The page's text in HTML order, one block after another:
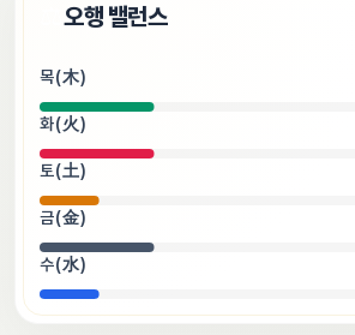
오행 밸런스
목(木)
화(火)
토(土)
금(金)
수(水)